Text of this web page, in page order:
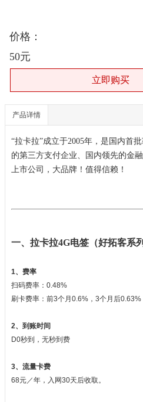
价格：
50元
产品详情
“拉卡拉”成立于2005年，是国内首
的第三方支付企业、国内领先的金
上市公司，大品牌！值得信赖！
一、拉卡拉4G电签（好拓客系
1、费率
扫码费率：0.48%
刷卡费率：前3个月0.6%，3个月后0.63%
2、到账时间
D0秒到，无秒到费
3、流量卡费
68元／年，入网30天后收取。